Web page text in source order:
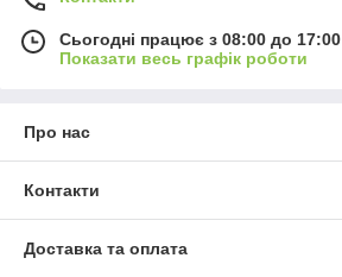
Сьогодні працює з 08:00 до 17:00
Показати весь графік роботи
Про нас
Контакти
Доставка та оплата